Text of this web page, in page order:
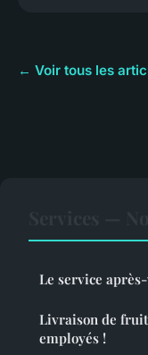
← Voir tous les
Le service
Livraison de
employés !